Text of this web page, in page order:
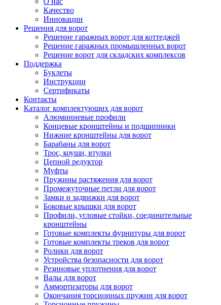
Качество
Инновации
Решения для ворот
Решение гаражных ворот для коттеджей
Решение гаражных промышленных ворот
Решение ворот для складских комплексов
Поддержка
Буклеты
Инструкции
Сертификаты
Контакты
Каталог комплектующих для ворот
Алюминиевые профили
Концевые кронштейны и подшипники
Нижние кронштейны для ворот
Барабаны для ворот
Трос, коуши, втулки
Цепной редуктор
Муфты
Пружины растяжения для ворот
Промежуточные петли для ворот
Замки и задвижки для ворот
Боковые крышки для ворот
Профили, угловые стойки, соединительные
кронштейны
Готовые комплекты фурнитуры для ворот
Готовые комплекты треков для ворот
Ролики для ворот
Устройства безопасности для ворот
Резиновые уплотнения для ворот
Валы для ворот
Аммортизаторы для ворот
Окончания торсионных пружин для ворот